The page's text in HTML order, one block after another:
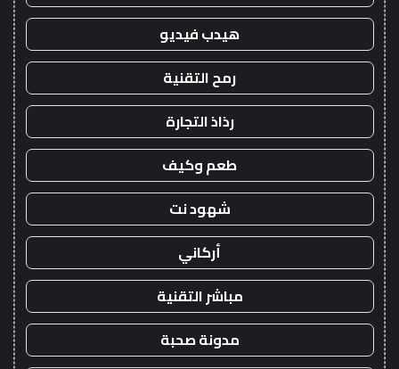
هيدب فيديو
رمح التقنية
رذاذ التجارة
طعم وكيف
شهود نت
أركاني
مباشر التقنية
مدونة صحبة